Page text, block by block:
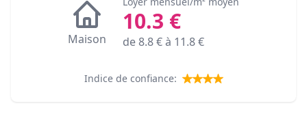
Maison
10.3 €
de8.8€ à 11.8€
Indice de confiance: